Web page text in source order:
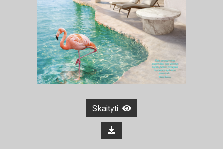
Skaityti